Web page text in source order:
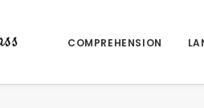
COMPREHENSION